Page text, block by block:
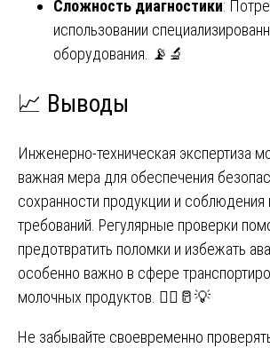
Сложность диагностики:
использовании
оборудования. 📡🔬
📈 Выводы
Инженерно-техническая экспертиза
важная мера для обеспечения
сохранности продукции и соблюдения
требований. Регулярные проверки
предотвратить поломки и избежать
особенно важно в сфере
молочных продуктов. 👷‍♂️🥛💡
Не забывайте своевременно